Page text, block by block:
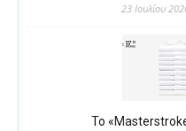
23 Ιουλίου
Το